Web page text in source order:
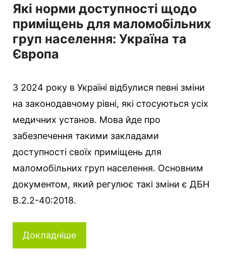
Які норми доступності щодо
приміщень для маломобільних
груп населення: Україна та
Європа
З 2024 року в Україні відбулися певні зміни
на законодавчому рівні, які стосуються усіх
медичних установ. Мова йде про
забезпечення такими закладами
доступності своїх приміщень для
маломобільних груп населення. Основним
документом, який регулює такі зміни є ДБН
В.2.2-40:2018.
Докладніше